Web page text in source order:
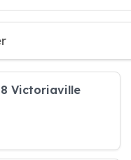
Victoriaville